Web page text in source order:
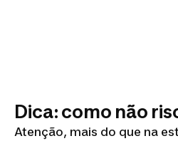
Dica: como não
Atenção, mais do que na